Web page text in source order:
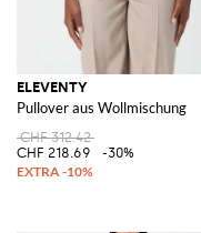
ELEVENTY
Pullover aus Wollmischung
CHF 312.42
CHF 218.69
-30%